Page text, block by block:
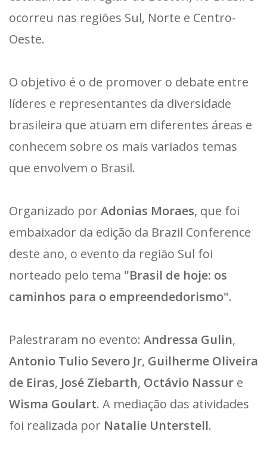
ocorreu nas regiões Sul, Norte e Centro-
Oeste.
O objetivo é o de promover o debate entre
líderes e representantes da diversidade
brasileira que atuam em diferentes áreas e
conhecem sobre os mais variados temas
que envolvem o Brasil.
Organizado por Adonias Moraes, que foi
embaixador da edição da Brazil Conference
deste ano, o evento da região Sul foi
norteado pelo tema "Brasil de hoje: os
caminhos para o empreendedorismo".
Palestraram no evento: Andressa Gulin,
Antonio Tulio Severo Jr, Guilherme Oliveira
de Eiras, José Ziebarth, Octávio Nassur e
Wisma Goulart. A mediação das atividades
foi realizada por Natalie Unterstell.